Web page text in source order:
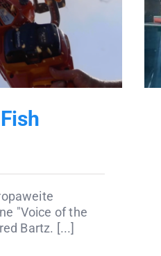
"Voice of the
Bartz. [...]